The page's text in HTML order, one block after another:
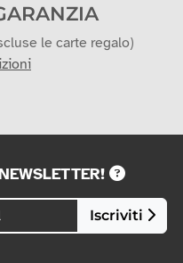
le carte regalo)
Iscriviti